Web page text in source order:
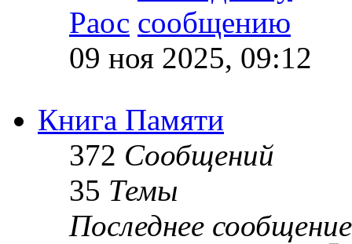
Раос
09 ноя 2025, 09:12
Книга Памяти
372 Сообщений
35 Темы
Последнее сообщение